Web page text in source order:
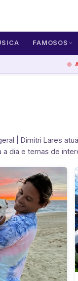
FAMOSOS
| Dimitri Lares
dia e temas de